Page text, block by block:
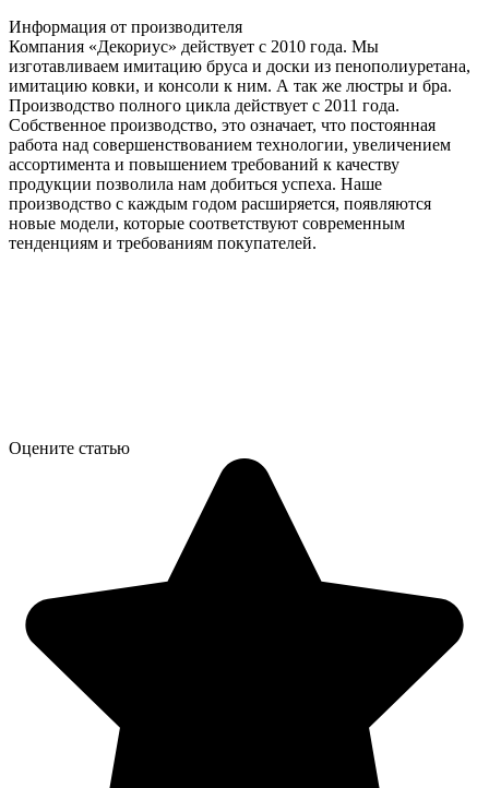
Информация от производителя
Компания «Декориус» действует с 2010 года. Мы
изготавливаем имитацию бруса и доски из пенополиуретана,
имитацию ковки, и консоли к ним. А так же люстры и бра.
Производство полного цикла действует с 2011 года.
Собственное производство, это означает, что постоянная
работа над совершенствованием технологии, увеличением
ассортимента и повышением требований к качеству
продукции позволила нам добиться успеха. Наше
производство с каждым годом расширяется, появляются
новые модели, которые соответствуют современным
тенденциям и требованиям покупателей.
Оцените статью